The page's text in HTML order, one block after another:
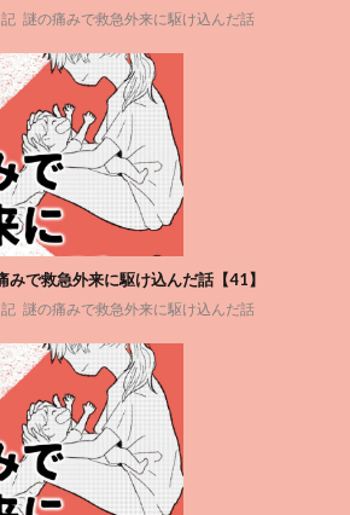
謎の痛みで救急外来に駆け込んだ話
で救急外来に駆け込んだ話【41】
謎の痛みで救急外来に駆け込んだ話